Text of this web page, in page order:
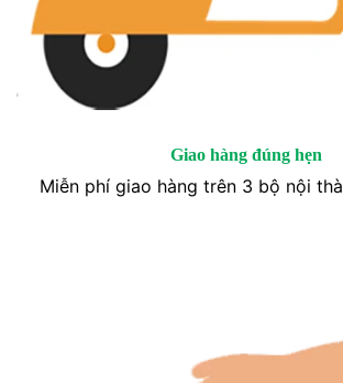
Giao hàng đúng hẹn
Miễn phí giao hàng trên 3 bộ nội